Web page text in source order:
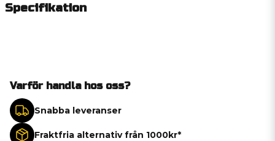
Specifikation
Varför handla hos oss?
Snabba leveranser
Fraktfria alternativ från 1000kr*